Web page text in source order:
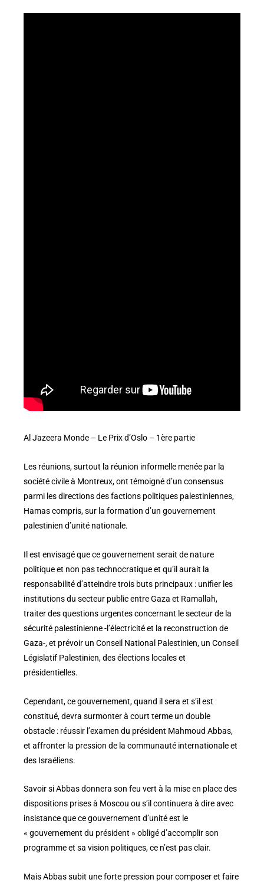
Al Jazeera Monde – Le Prix d’Oslo – 1ère partie
Les réunions, surtout la réunion informelle menée par la
société civile à Montreux, ont témoigné d’un consensus
parmi les directions des factions politiques palestiniennes,
Hamas compris, sur la formation d’un gouvernement
palestinien d’unité nationale.
Il est envisagé que ce gouvernement serait de nature
politique et non pas technocratique et qu’il aurait la
responsabilité d’atteindre trois buts principaux : unifier les
institutions du secteur public entre Gaza et Ramallah,
traiter des questions urgentes concernant le secteur de la
sécurité palestinienne -l’électricité et la reconstruction de
Gaza-, et prévoir un Conseil National Palestinien, un Conseil
Législatif Palestinien, des élections locales et
présidentielles.
Cependant, ce gouvernement, quand il sera et s’il est
constitué, devra surmonter à court terme un double
obstacle : réussir l’examen du président Mahmoud Abbas,
et affronter la pression de la communauté internationale et
des Israéliens.
Savoir si Abbas donnera son feu vert à la mise en place des
dispositions prises à Moscou ou s’il continuera à dire avec
insistance que ce gouvernement d’unité est le
« gouvernement du président » obligé d’accomplir son
programme et sa vision politiques, ce n’est pas clair.
Mais Abbas subit une forte pression pour composer et faire